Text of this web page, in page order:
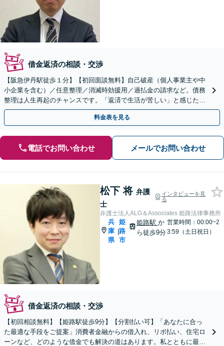
借金返済の相談・交渉
【阪急伊丹駅徒歩１分】【初回面談無料】自己破産（個人事業主や中
小企業を含む）／任意整理／消滅時効援用／過払金の請求など。債務
整理は人生再起のチャンスです。「返済で生活が苦しい」と感じた
ら、早めにお気軽にご相談ください【法テラス利用可】
料金表を見る
電話でお問い合わせ メールでお問い合わせ
松下 将 弁護
士
インタビューを見
る
弁護士法人ALG＆Associates 姫路法律事務所
兵
庫
県
|
姫
路
市
姫路駅か
ら徒歩9分
営業時間：00:00~2
3:59（土日祝日）
借金返済の相談・交渉
【初回相談無料】【姫路駅徒歩9分】【分割払い可】「あなたに合っ
た最適な手段をご提案」消費者金融からの借入れ、リボ払い、住宅ロ
ーンなど、どのような借金でも解決の道はあります。私とともに最善